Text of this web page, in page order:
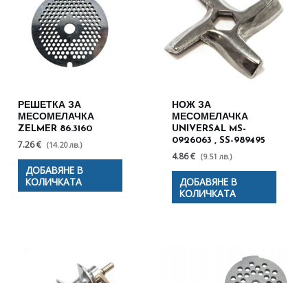
РЕШЕТКА ЗА
МЕСОМЕЛАЧКА
ZELMER 86.3160
7.26 € (14.20 лв.)
ДОБАВЯНЕ В
КОЛИЧКАТА
НОЖ ЗА
МЕСОМЕЛАЧКА
UNIVERSAL MS-
0926063 , SS-989495
4.86 € (9.51 лв.)
ДОБАВЯНЕ В
КОЛИЧКАТА